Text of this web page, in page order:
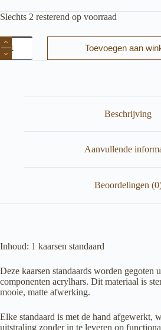
Slechts 2 resterend op voorraad
Kaarsenstandaard
Luuk
aantal
Toevoegen aan
Beschrijving
Aanvullende
Beoordelingen
Inhoud: 1 kaarsen standaard
Deze kaarsen standaards worden gegoten
componenten acrylhars. Dit materiaal is
mooie, matte afwerking.
Elke standaard is met de hand afgewerkt,
uitstraling zonder in te leveren op